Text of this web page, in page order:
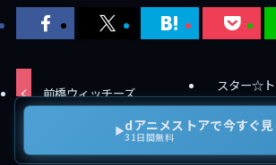
▶dアニメストアで今すぐ
31日間無料
前橋ウィッチーズ
スター☆ト
キュア